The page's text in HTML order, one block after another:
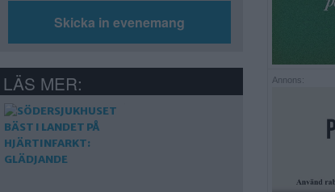
Skicka in evenemang
LÄS MER: Annons: